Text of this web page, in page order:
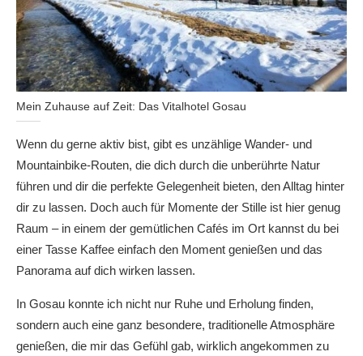
Mein Zuhause auf Zeit: Das Vitalhotel Gosau
Wenn du gerne aktiv bist, gibt es unzählige Wander- und
Mountainbike-Routen, die dich durch die unberührte Natur
führen und dir die perfekte Gelegenheit bieten, den Alltag hinter
dir zu lassen. Doch auch für Momente der Stille ist hier genug
Raum – in einem der gemütlichen Cafés im Ort kannst du bei
einer Tasse Kaffee einfach den Moment genießen und das
Panorama auf dich wirken lassen.
In Gosau konnte ich nicht nur Ruhe und Erholung finden,
sondern auch eine ganz besondere, traditionelle Atmosphäre
genießen, die mir das Gefühl gab, wirklich angekommen zu